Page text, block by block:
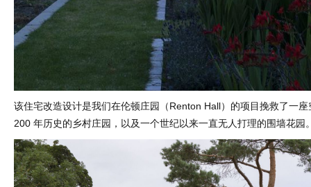
该住宅改造设计是我们在伦顿庄园（Renton Hall）的项目挽救了一
200 年历史的乡村庄园，以及一个世纪以来一直无人打理的围墙花园